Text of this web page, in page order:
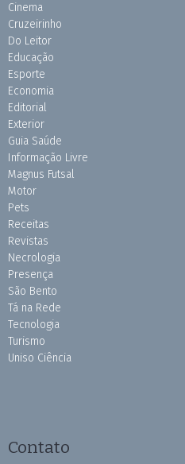
Cinema
Cruzeirinho
Do Leitor
Educação
Esporte
Economia
Editorial
Exterior
Guia Saúde
Informação Livre
Magnus Futsal
Motor
Pets
Receitas
Revistas
Necrologia
Presença
São Bento
Tá na Rede
Tecnologia
Turismo
Uniso Ciência
Contato